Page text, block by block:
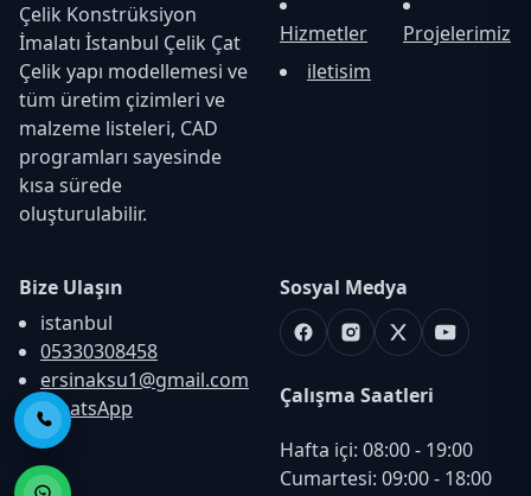
Çelik Konstrüksiyon
İmalatı İstanbul Çelik Çat
Çelik yapı modellemesi ve
tüm üretim çizimleri ve
malzeme listeleri, CAD
programları sayesinde
kısa sürede
oluşturulabilir.
Hizmetler
Projelerimiz
iletisim
Bize Ulaşın
istanbul
05330308458
ersinaksu1@gmail.com
WhatsApp
Sosyal Medya
FacebookInstagram
X
Youtube
Çalışma Saatleri
Hafta içi: 08:00 - 19:00
Cumartesi: 09:00 - 18:00
Telefon ile Ara